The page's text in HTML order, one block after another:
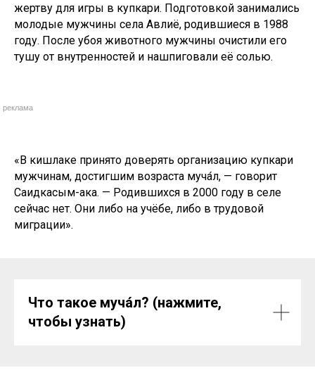
жертву для игры в купкари. Подготовкой занимались
молодые мужчины села Авлиё, родившиеся в 1988
году. После убоя животного мужчины очистили его
тушу от внутренностей и нашпиговали её солью.
реклама
«В кишлаке принято доверять организацию купкари
мужчинам, достигшим возраста муча́л, — говорит
Саидкасым-ака. — Родившихся в 2000 году в селе
сейчас нет. Они либо на учёбе, либо в трудовой
миграции».
Что такое муча́л? (нажмите,
чтобы узнать)